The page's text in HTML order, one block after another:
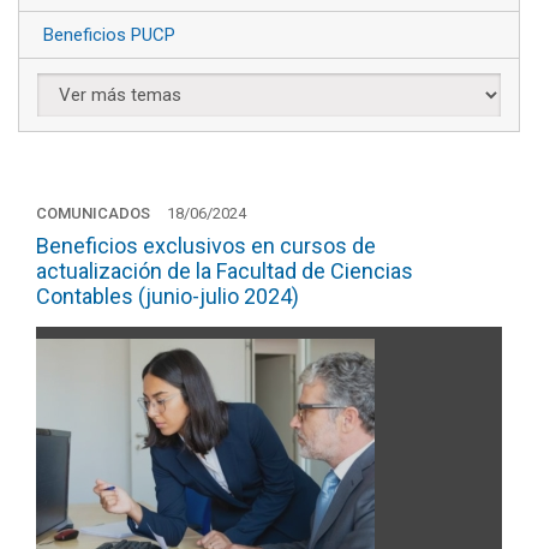
Beneficios PUCP
COMUNICADOS 18/06/2024
Beneficios exclusivos en cursos de
actualización de la Facultad de Ciencias
Contables (junio-julio 2024)